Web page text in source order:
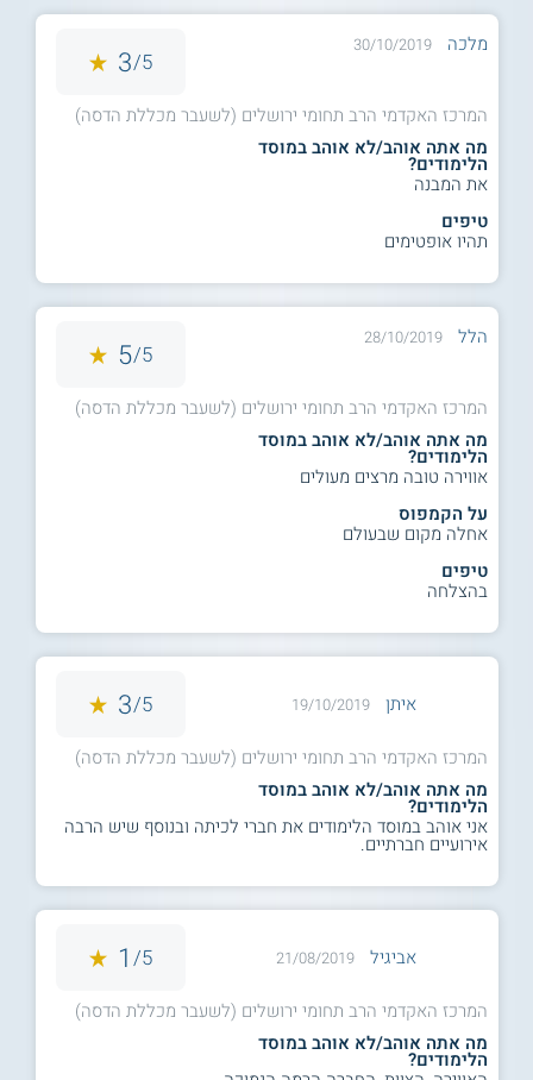
מלכה 30/10/2019
5/
3
המרכז האקדמי הרב תחומי ירושלים (לשעבר מכללת הדסה)
מה אתה אוהב/לא אוהב במוסד
הלימודים?
את המבנה
טיפים
תהיו אופטימים
הלל 28/10/2019
5/
5
המרכז האקדמי הרב תחומי ירושלים (לשעבר מכללת הדסה)
מה אתה אוהב/לא אוהב במוסד
הלימודים?
אווירה טובה מרצים מעולים
על הקמפוס
אחלה מקום שבעולם
טיפים
בהצלחה
איתן 19/10/2019
5/
3
המרכז האקדמי הרב תחומי ירושלים (לשעבר מכללת הדסה)
מה אתה אוהב/לא אוהב במוסד
הלימודים?
אני אוהב במוסד הלימודים את חברי לכיתה ובנוסף שיש הרבה
אירועיים חברתיים.
אביגיל 21/08/2019
5/
1
המרכז האקדמי הרב תחומי ירושלים (לשעבר מכללת הדסה)
מה אתה אוהב/לא אוהב במוסד
הלימודים?